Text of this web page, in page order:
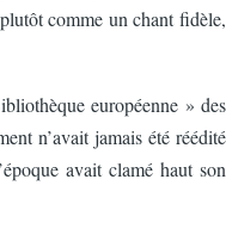
comme un chant fidèle,
européenne » des
n’avait jamais été réédité
avait clamé haut son